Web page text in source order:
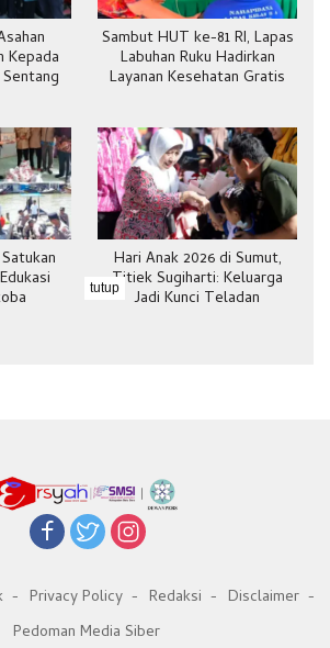
Kepada
Sambut HUT ke-81 RI, Lapas
Labuhan Ruku Hadirkan
Layanan Kesehatan Gratis
Hari Anak 2026 di Sumut,
Titiek Sugiharti: Keluarga
Jadi Kunci Teladan
Privacy Policy Redaksi
Disclaimer
Pedoman Media Siber
tutup